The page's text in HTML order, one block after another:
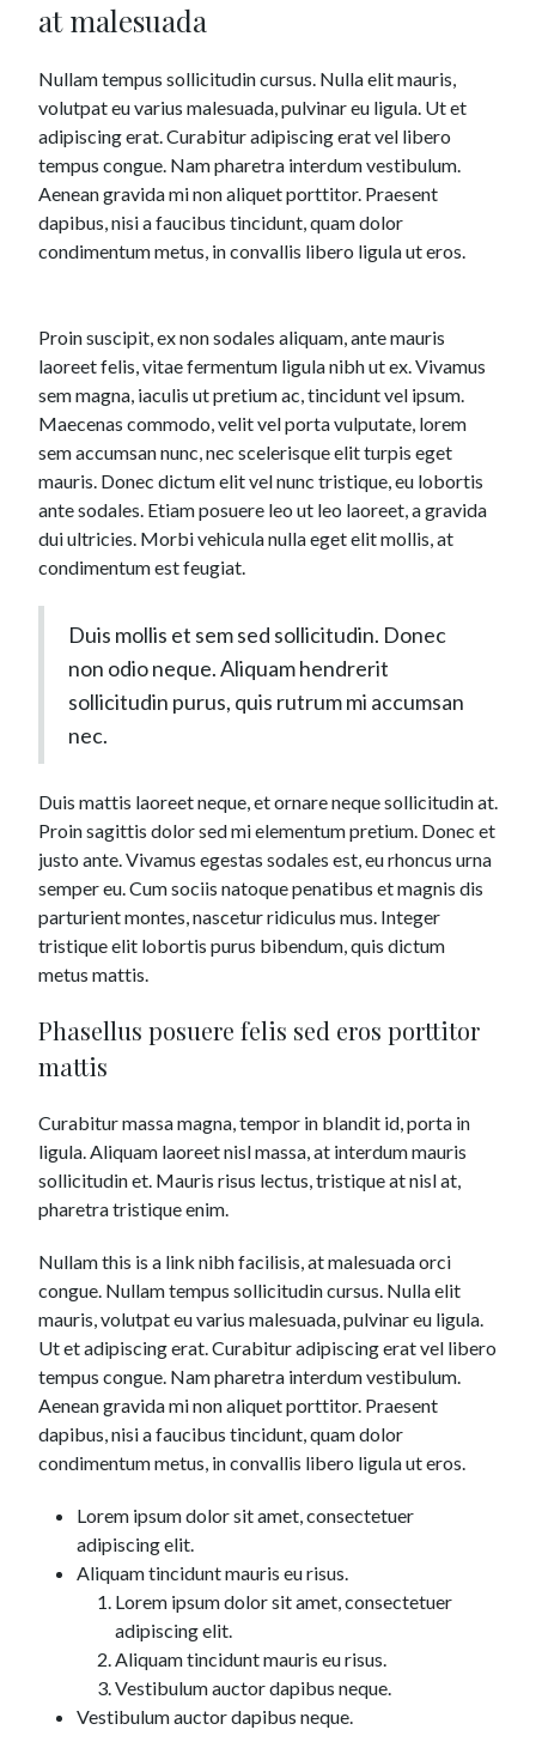
at malesuada
Nullam tempus sollicitudin cursus. Nulla elit mauris,
volutpat eu varius malesuada, pulvinar eu ligula. Ut et
adipiscing erat. Curabitur adipiscing erat vel libero
tempus congue. Nam pharetra interdum vestibulum.
Aenean gravida mi non aliquet porttitor. Praesent
dapibus, nisi a faucibus tincidunt, quam dolor
condimentum metus, in convallis libero ligula ut eros.
Proin suscipit, ex non sodales aliquam, ante mauris
laoreet felis, vitae fermentum ligula nibh ut ex. Vivamus
sem magna, iaculis ut pretium ac, tincidunt vel ipsum.
Maecenas commodo, velit vel porta vulputate, lorem
sem accumsan nunc, nec scelerisque elit turpis eget
mauris. Donec dictum elit vel nunc tristique, eu lobortis
ante sodales. Etiam posuere leo ut leo laoreet, a gravida
dui ultricies. Morbi vehicula nulla eget elit mollis, at
condimentum est feugiat.
Duis mollis et sem sed sollicitudin. Donec
non odio neque. Aliquam hendrerit
sollicitudin purus, quis rutrum mi accumsan
nec.
Duis mattis laoreet neque, et ornare neque sollicitudin at.
Proin sagittis dolor sed mi elementum pretium. Donec et
justo ante. Vivamus egestas sodales est, eu rhoncus urna
semper eu. Cum sociis natoque penatibus et magnis dis
parturient montes, nascetur ridiculus mus. Integer
tristique elit lobortis purus bibendum, quis dictum
metus mattis.
Phasellus posuere felis sed eros porttitor
mattis
Curabitur massa magna, tempor in blandit id, porta in
ligula. Aliquam laoreet nisl massa, at interdum mauris
sollicitudin et. Mauris risus lectus, tristique at nisl at,
pharetra tristique enim.
Nullam this is a link nibh facilisis, at malesuada orci
congue. Nullam tempus sollicitudin cursus. Nulla elit
mauris, volutpat eu varius malesuada, pulvinar eu ligula.
Ut et adipiscing erat. Curabitur adipiscing erat vel libero
tempus congue. Nam pharetra interdum vestibulum.
Aenean gravida mi non aliquet porttitor. Praesent
dapibus, nisi a faucibus tincidunt, quam dolor
condimentum metus, in convallis libero ligula ut eros.
Lorem ipsum dolor sit amet, consectetuer
adipiscing elit.
Aliquam tincidunt mauris eu risus.
Lorem ipsum dolor sit amet, consectetuer
adipiscing elit.
Aliquam tincidunt mauris eu risus.
Vestibulum auctor dapibus neque.
Vestibulum auctor dapibus neque.